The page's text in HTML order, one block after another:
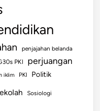
penjajahan belanda
PKI perjuangan
iklim PKI Politik
Sosiologi